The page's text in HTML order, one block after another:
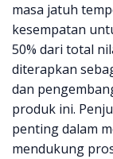
masa jatuh
kesempatan
50% dari total
diterapkan
dan
produk ini.
penting dalam
mendukung